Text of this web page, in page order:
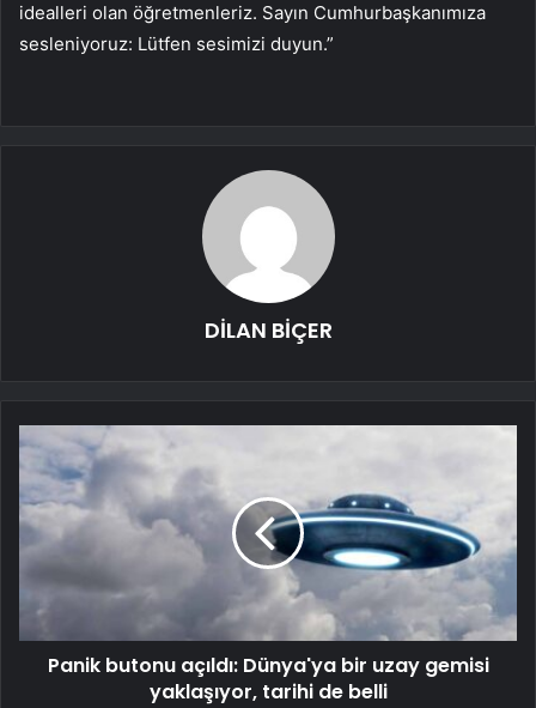
idealleri olan öğretmenleriz. Sayın Cumhurbaşkanımıza
sesleniyoruz: Lütfen sesimizi duyun.”
DİLAN BİÇER
Panik butonu açıldı: Dünya'ya bir uzay gemisi
yaklaşıyor, tarihi de belli